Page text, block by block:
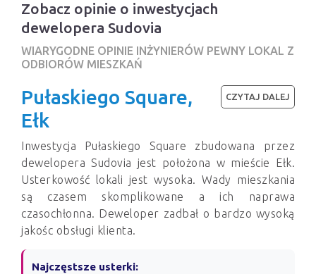
Zobacz opinie o inwestycjach
dewelopera Sudovia
WIARYGODNE OPINIE INŻYNIERÓW PEWNY LOKAL Z
ODBIORÓW MIESZKAŃ
Pułaskiego Square,
Ełk
Inwestycja Pułaskiego Square zbudowana przez
dewelopera Sudovia jest położona w mieście Ełk.
Usterkowość lokali jest wysoka. Wady mieszkania
są czasem skomplikowane a ich naprawa
czasochłonna. Deweloper zadbał o bardzo wysoką
jakośc obsługi klienta.
Najczęstsze usterki:
CZYTAJ DALEJ